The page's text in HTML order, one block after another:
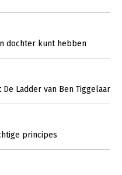
dochter kunt hebben
Ladder van Ben Tiggelaar
principes